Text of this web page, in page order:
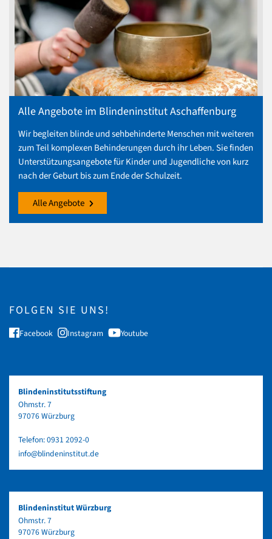
Alle Angebote im Blindeninstitut Aschaffenburg
Wir begleiten blinde und sehbehinderte Menschen mit weiteren
zum Teil komplexen Behinderungen durch ihr Leben. Sie finden
Unterstützungsangebote für Kinder und Jugendliche von kurz
nach der Geburt bis zum Ende der Schulzeit.
Alle Angebote
FOLGEN SIE UNS!
Facebook Instagram Youtube
Blindeninstitutsstiftung
Ohmstr. 7
97076 Würzburg
Telefon:0931 2092-0
info@blindeninstitut.de
Blindeninstitut Würzburg
Ohmstr. 7
97076 Würzburg